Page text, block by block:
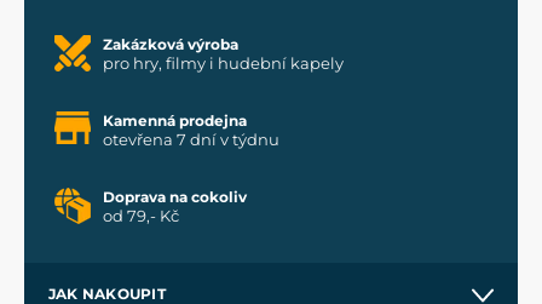
Zakázková výroba
pro hry, filmy i hudební kapely
Kamenná prodejna
otevřena 7 dní v týdnu
Doprava na cokoliv
od 79,- Kč
JAK NAKOUPIT